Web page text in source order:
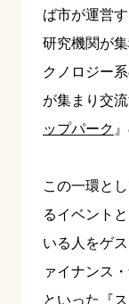
ば市が運営
研究機関が
クノロジー
が集まり交
ップパーク
この一環と
るイベント
いる人をゲ
ァイナンス
といった『